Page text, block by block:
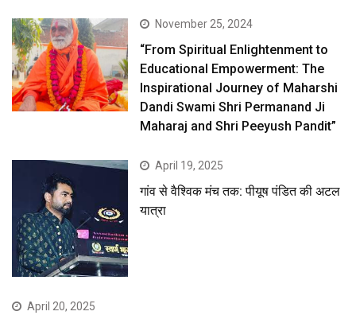
November 25, 2024
“From Spiritual Enlightenment to
Educational Empowerment: The
Inspirational Journey of Maharshi
Dandi Swami Shri Permanand Ji
Maharaj and Shri Peeyush Pandit”
April 19, 2025
गांव से वैश्विक मंच तक: पीयूष पंडित की अटल
यात्रा
April 20, 2025